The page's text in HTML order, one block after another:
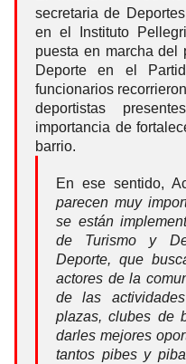
secretaria de
en el Instituto
puesta en marcha del
Deporte en el
funcionarios
deportistas
importancia de
barrio.
En ese sentido,
parecen muy
se están
de Turismo y
Deporte, que
actores de la
de las
plazas, clubes de
darles mejores
tantos pibes y